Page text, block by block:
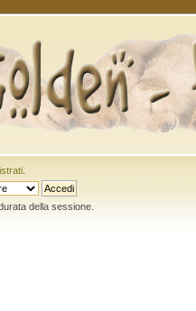
.
della sessione.